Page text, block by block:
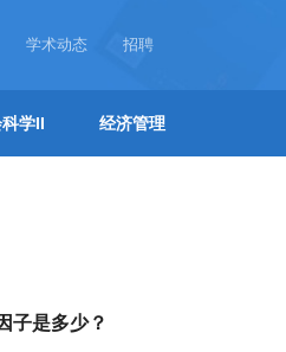
学术动态 招聘
学II 经济管理
子是多少？